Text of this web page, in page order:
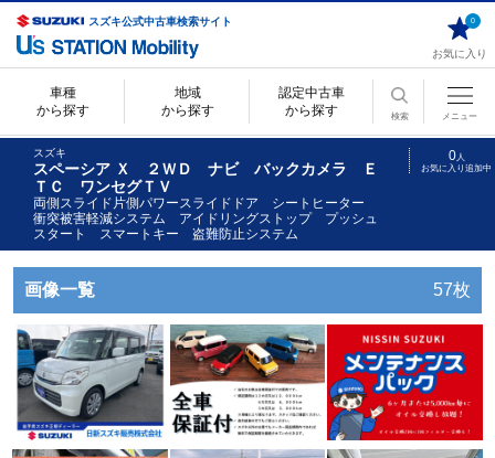
スズキ公式中古車検索サイト
お気に入り
0
車種
から探す
地域
から探す
認定中古車
から探す
検索 メニュー
スズキ
スペーシア Ｘ ２ＷＤ ナビ バックカメラ Ｅ
ＴＣ ワンセグＴＶ
両側スライド片側パワースライドドア シートヒーター
衝突被害軽減システム アイドリングストップ プッシュ
スタート スマートキー 盗難防止システム
0人
お気に入り追加中
画像一覧 57枚